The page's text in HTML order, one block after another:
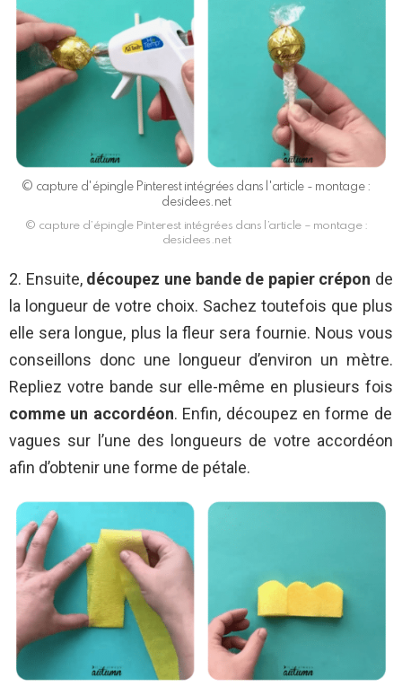
© capture d'épingle Pinterest intégrées dans l'article - montage :
desidees.net
© capture d’épingle Pinterest intégrées dans l’article – montage :
desidees.net
2. Ensuite, découpez une bande de papier crépon de
la longueur de votre choix. Sachez toutefois que plus
elle sera longue, plus la fleur sera fournie. Nous vous
conseillons donc une longueur d’environ un mètre.
Repliez votre bande sur elle-même en plusieurs fois
comme un accordéon. Enfin, découpez en forme de
vagues sur l’une des longueurs de votre accordéon
afin d’obtenir une forme de pétale.